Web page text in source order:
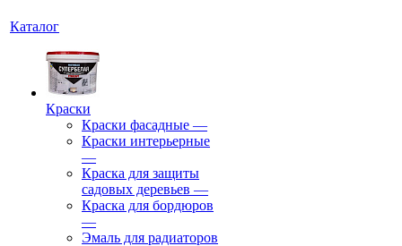
Каталог
Краски
Краски фасадные —
Краски интерьерные
—
Краска для защиты
садовых деревьев —
⁠Краска для бордюров
—
Эмаль для радиаторов